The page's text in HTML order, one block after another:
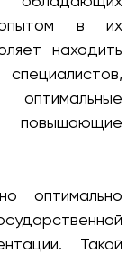
опытом в их
находить
оптимально
Такой